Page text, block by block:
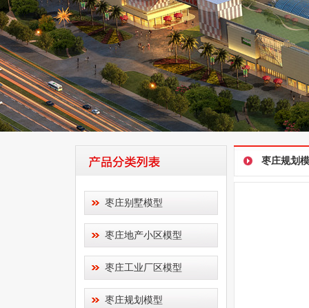
枣庄别墅模型
枣庄地产小区模型
枣庄工业厂区模型
枣庄规划模型
枣庄规划